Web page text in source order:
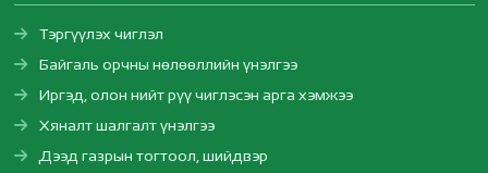
Тэргүүлэх чиглэл
Байгаль орчны нөлөөллийн үнэлгээ
Иргэд, олон нийт рүү чиглэсэн арга хэмжээ
Хяналт шалгалт үнэлгээ
Дээд газрын тогтоол, шийдвэр